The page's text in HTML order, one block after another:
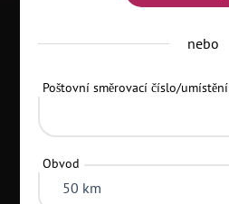
Kategorie
nebo
Poštovní směrovací číslo/umístění
Obvod
50 km